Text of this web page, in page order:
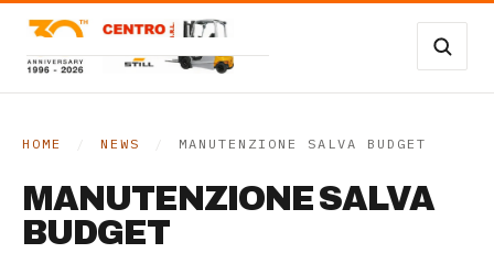
Carrelli Frontali
Occasioni
Transpallet
HOME NEWS MANUTENZIONE SALVA BUDGET
MANUTENZIONE SALVA
BUDGET